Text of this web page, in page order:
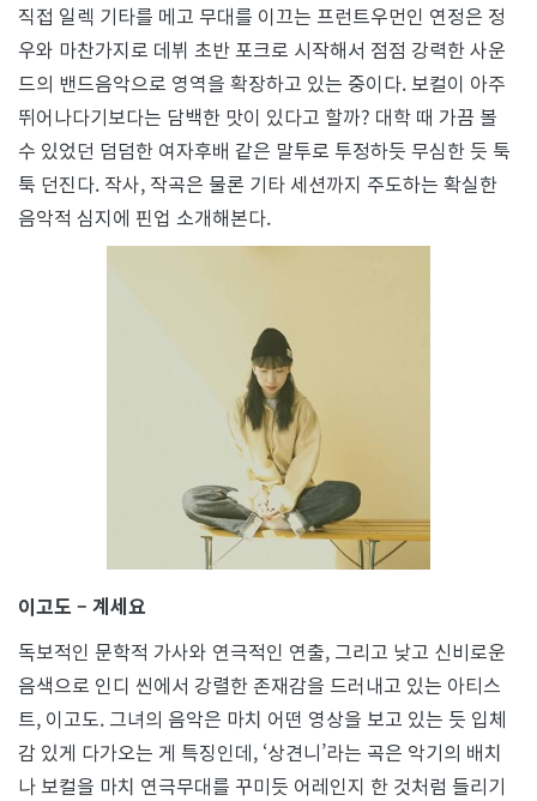
직접 일렉 기타를 메고 무대를 이끄는 프런트우먼인 연정은 정
우와 마찬가지로 데뷔 초반 포크로 시작해서 점점 강력한 사운
드의 밴드음악으로 영역을 확장하고 있는 중이다. 보컬이 아주
뛰어나다기보다는 담백한 맛이 있다고 할까? 대학 때 가끔 볼
수 있었던 덤덤한 여자후배 같은 말투로 투정하듯 무심한 듯 툭
툭 던진다. 작사, 작곡은 물론 기타 세션까지 주도하는 확실한
음악적 심지에 핀업 소개해본다.
이고도 – 계세요
독보적인 문학적 가사와 연극적인 연출, 그리고 낮고 신비로운
음색으로 인디 씬에서 강렬한 존재감을 드러내고 있는 아티스
트, 이고도. 그녀의 음악은 마치 어떤 영상을 보고 있는 듯 입체
감 있게 다가오는 게 특징인데, ‘상견니’라는 곡은 악기의 배치
나 보컬을 마치 연극무대를 꾸미듯 어레인지 한 것처럼 들리기